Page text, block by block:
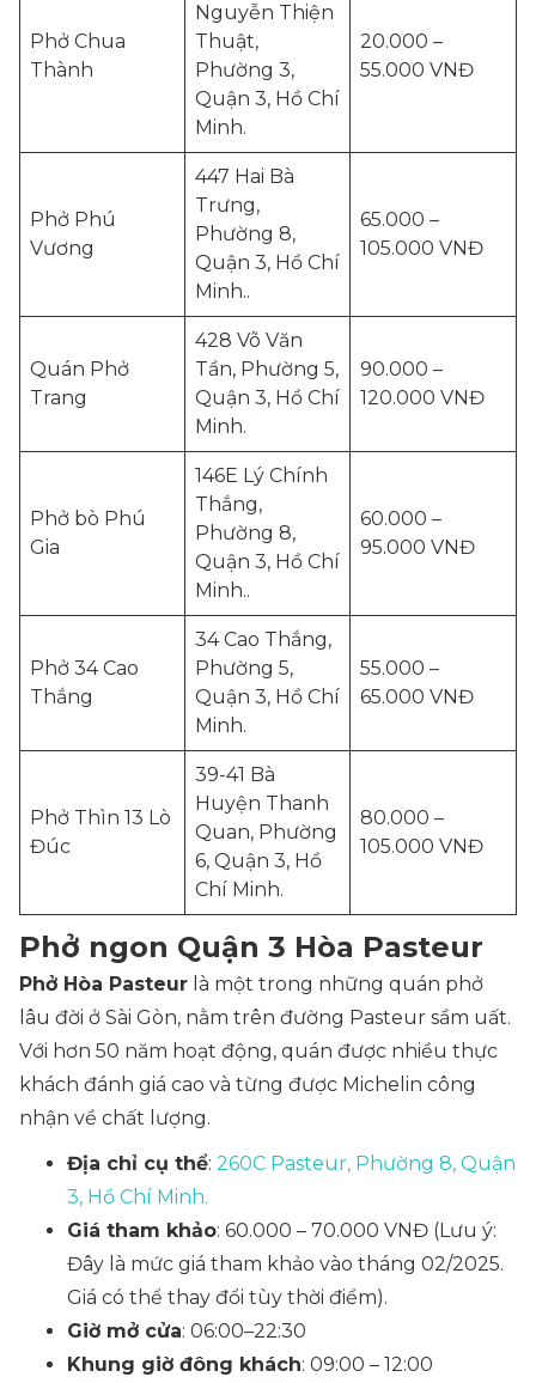
Phở Chua
Thành
Nguyễn Thiện
Thuật,
Phường 3,
Quận 3, Hồ Chí
Minh.
20.000 –
55.000 VNĐ
Phở Phú
Vương
447 Hai Bà
Trưng,
Phường 8,
Quận 3, Hồ Chí
Minh..
65.000 –
105.000 VNĐ
Quán Phở
Trang
428 Võ Văn
Tần, Phường 5,
Quận 3, Hồ Chí
Minh.
90.000 –
120.000 VNĐ
Phở bò Phú
Gia
146E Lý Chính
Thắng,
Phường 8,
Quận 3, Hồ Chí
Minh..
60.000 –
95.000 VNĐ
Phở 34 Cao
Thắng
34 Cao Thắng,
Phường 5,
Quận 3, Hồ Chí
Minh.
55.000 –
65.000 VNĐ
Phở Thìn 13 Lò
Đúc
39-41 Bà
Huyện Thanh
Quan, Phường
6, Quận 3, Hồ
Chí Minh.
80.000 –
105.000 VNĐ
Phở ngon Quận 3 Hòa Pasteur
Phở Hòa Pasteur là một trong những quán phở
lâu đời ở Sài Gòn, nằm trên đường Pasteur sầm uất.
Với hơn 50 năm hoạt động, quán được nhiều thực
khách đánh giá cao và từng được Michelin công
nhận về chất lượng.
Địa chỉ cụ thể: 260C Pasteur, Phường 8, Quận
3, Hồ Chí Minh.
Giá tham khảo: 60.000 – 70.000 VNĐ (Lưu ý:
Đây là mức giá tham khảo vào tháng 02/2025.
Giá có thể thay đổi tùy thời điểm).
Giờ mở cửa: 06:00–22:30
Khung giờ đông khách: 09:00 – 12:00